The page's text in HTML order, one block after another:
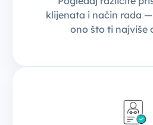
klijenata i način rada
ono što ti najviše